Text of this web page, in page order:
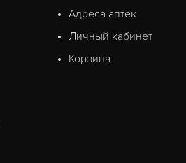
Адреса аптек
Личный кабинет
Корзина